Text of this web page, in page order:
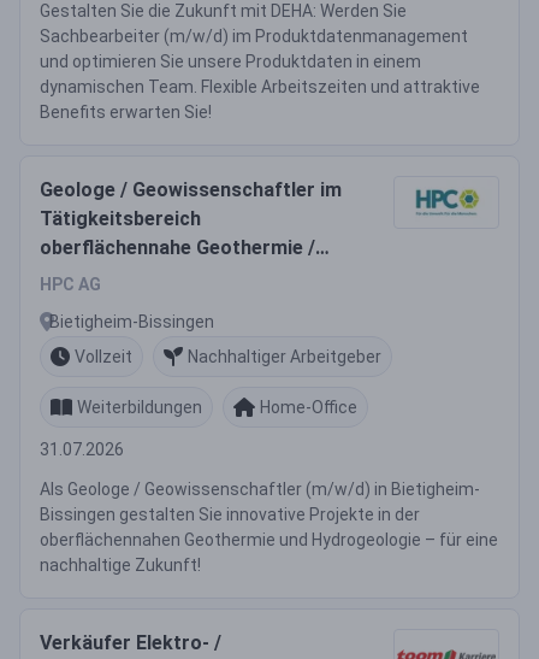
Gestalten Sie die Zukunft mit DEHA: Werden Sie
Sachbearbeiter (m/w/d) im Produktdatenmanagement
und optimieren Sie unsere Produktdaten in einem
dynamischen Team. Flexible Arbeitszeiten und attraktive
Benefits erwarten Sie!
Geologe / Geowissenschaftler im
Tätigkeitsbereich
oberflächennahe Geothermie /
Hydrogeologie (m/w/d)
HPC AG
Bietigheim-Bissingen
Vollzeit
Nachhaltiger Arbeitgeber
Weiterbildungen Home-Office
31.07.2026
Als Geologe / Geowissenschaftler (m/w/d) in Bietigheim-
Bissingen gestalten Sie innovative Projekte in der
oberflächennahen Geothermie und Hydrogeologie – für eine
nachhaltige Zukunft!
Verkäufer Elektro- /